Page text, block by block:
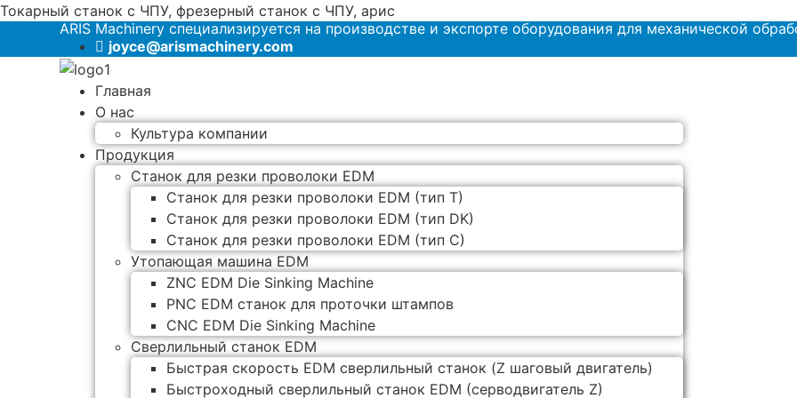
Токарный станок с ЧПУ, фрезерный станок с ЧПУ, арис
ARIS Machinery специализируется на производстве и экспорте оборудования для механической
joyce@arismachinery.com
Главная
О нас
Культура компании
Продукция
Станок для резки проволоки EDM
Станок для резки проволоки EDM (тип T)
Станок для резки проволоки EDM (тип DK)
Станок для резки проволоки EDM (тип C)
Утопающая машина EDM
ZNC EDM Die Sinking Machine
PNC EDM станок для проточки штампов
CNC EDM Die Sinking Machine
Сверлильный станок EDM
Быстрая скорость EDM сверлильный станок (Z шаговый двигатель)
Быстроходный сверлильный станок EDM (серводвигатель Z)